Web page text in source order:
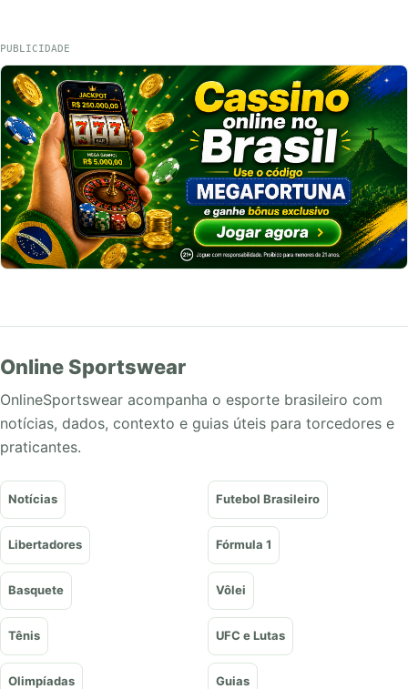
PUBLICIDADE
Online Sportswear
OnlineSportswear acompanha o esporte brasileiro com
notícias, dados, contexto e guias úteis para torcedores e
praticantes.
Notícias Futebol Brasileiro
Libertadores Fórmula 1
Basquete Vôlei
Tênis UFC e Lutas
Olimpíadas Guias